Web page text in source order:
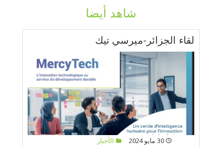
شاهد أيضا
لقاء الجزائر-ميرسي تيك
30 مايو 2024
الأخبار